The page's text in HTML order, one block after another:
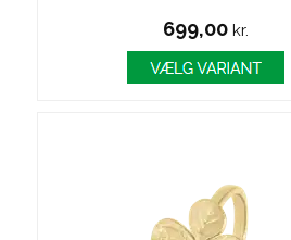
699,00 kr.